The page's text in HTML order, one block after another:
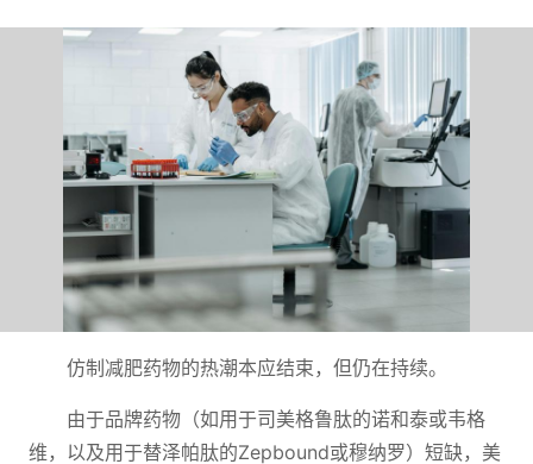
仿制减肥药物的热潮本应结束，但仍在持续。
由于品牌药物（如用于司美格鲁肽的诺和泰或韦格
维，以及用于替泽帕肽的Zepbound或穆纳罗）短缺，美